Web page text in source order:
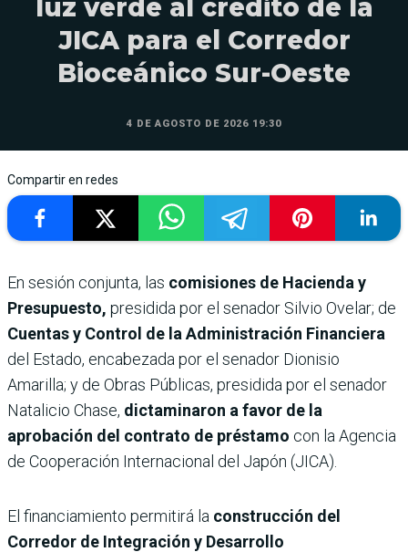
luz verde al crédito de la
JICA para el Corredor
Bioceánico Sur-Oeste
4 DE AGOSTO DE 2026 19:30
Compartir en redes
En sesión conjunta, las comisiones de Hacienda y
Presupuesto, presidida por el senador Silvio Ovelar; de
Cuentas y Control de la Administración Financiera
del Estado, encabezada por el senador Dionisio
Amarilla; y de Obras Públicas, presidida por el senador
Natalicio Chase, dictaminaron a favor de la
aprobación del contrato de préstamo con la Agencia
de Cooperación Internacional del Japón (JICA).
El financiamiento permitirá la construcción del
Corredor de Integración y Desarrollo